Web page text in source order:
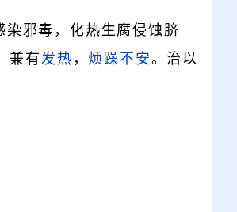
染邪毒，化热生腐侵蚀脐
兼有发热 ， 烦躁不安。治以